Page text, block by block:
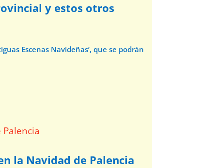
y estos otros
Escenas Navideñas’, que se podrán
la Navidad de Palencia